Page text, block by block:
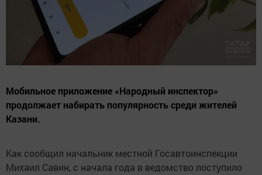
Мобильное приложение «Народный инспектор»
продолжает набирать популярность среди жителей
Казани.
Как сообщил начальник местной Госавтоинспекции
Михаил Савин, с начала года в ведомство поступило